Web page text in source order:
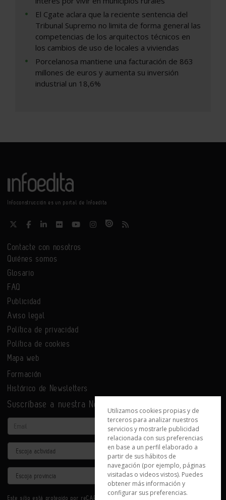
El Cgate aclara que la reciente sentencia del
Tribunal Supremo no limita de forma general las
competencias de los arquitectos técnicos en
los cambios de uso de locales a viviendas
Porcelanosa mantiene una facturación de 863
millones de euros y aumenta su inversión
industrial un 18,6%
Infoconstrucción es un portal de Infoedita
Contacte con nosotros
Quiénes somos
Glosario
FAQ
Publicidad
Aviso legal
Política de privacidad
Política de cookies
Mapa web
Formación
Histórico de Newsletters
Suscríbase a nuestra Newsletter
Email
Actividad
Provincia
Este sitio está protegido por reCAPTCHA y se aplican la
Utilizamos cookies propias y de
terceros para analizar nuestros
servicios y mostrarle publicidad
relacionada con sus preferencias
en base a un perfil elaborado a
partir de sus hábitos de
navegación (por ejemplo, páginas
visitadas o videos vistos). Puedes
obtener más información y
configurar sus preferencias.